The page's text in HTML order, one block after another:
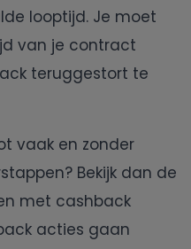
looptijd. Je moet
van je contract
teruggestort te
vaak en zonder
Bekijk dan de
met cashback
acties gaan